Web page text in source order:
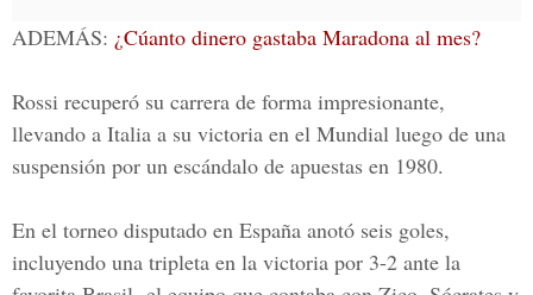
ADEMÁS: ¿Cúanto dinero gastaba Maradona al mes?
Rossi recuperó su carrera de forma impresionante,
llevando a Italia a su victoria en el Mundial luego de una
suspensión por un escándalo de apuestas en 1980.
En el torneo disputado en España anotó seis goles,
incluyendo una tripleta en la victoria por 3-2 ante la